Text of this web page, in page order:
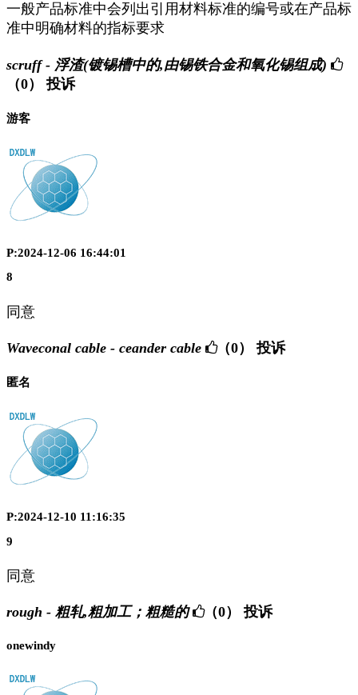
一般产品标准中会列出引用材料标准的编号或在产品标
准中明确材料的指标要求
scruff - 浮渣(镀锡槽中的,由锡铁合金和氧化锡组成)
（0）
投诉
游客
P:2024-12-06 16:44:01
8
同意
Waveconal cable - ceander cable （0） 投诉
匿名
P:2024-12-10 11:16:35
9
同意
rough - 粗轧,粗加工；粗糙的 （0） 投诉
onewindy